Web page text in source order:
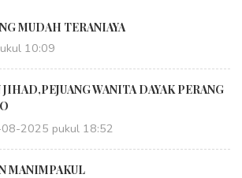
MUDAH TERANIAYA
10:09
JIHAD,PEJUANG WANITA DAYAK PERANG
2025 pukul 18:52
MANIMPAKUL